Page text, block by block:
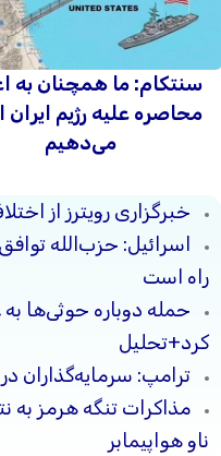
سنتکام: ما همچنان به
محاصره علیه رژیم ایران
می‌دهیم
خبرگزاری رویترز از
اسرائیل: حزب‌الله
راه است
حمله دوباره حوثی‌ها
کرد+تحلیل
ترامپ: سرمایه‌گذاران
مذاکرات تنگه هرمز به
ناو هواپیمابر